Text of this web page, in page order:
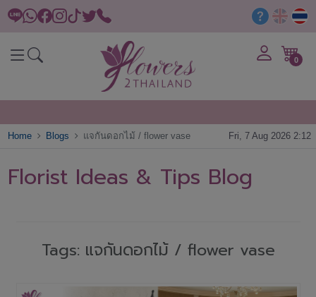
0
Home Blogs แจกันดอกไม้ / flower vase Fri, 7 Aug 2026 2:12
Florist Ideas & Tips Blog
Tags: แจกันดอกไม้ / flower vase